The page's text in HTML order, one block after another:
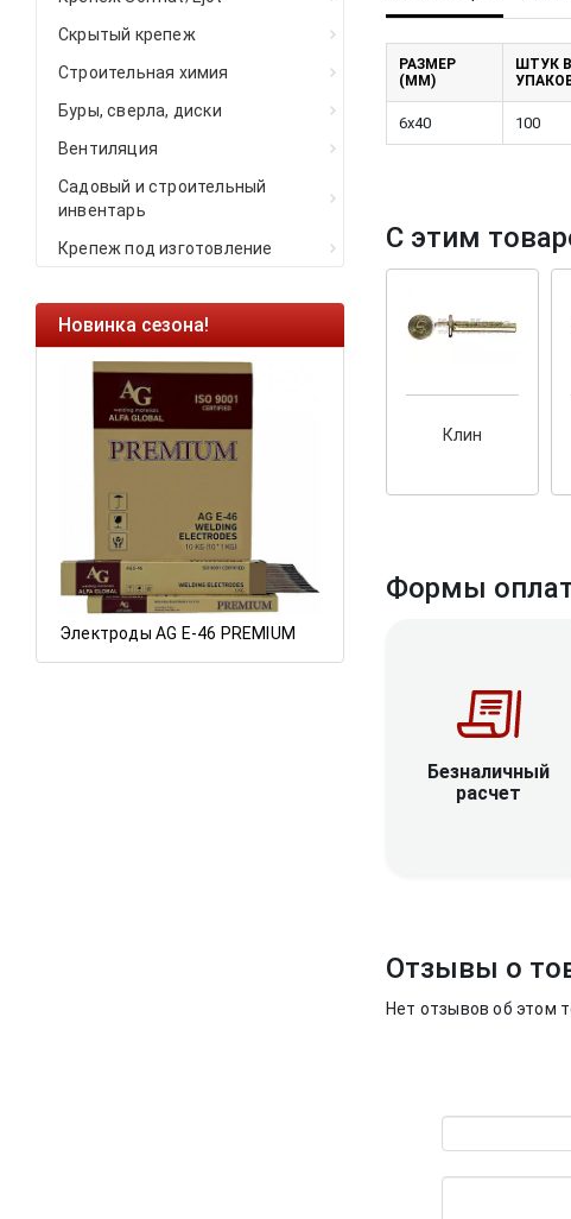
Скрытый крепеж
Строительная химия
Буры, сверла, диски
Вентиляция
Садовый и строительный
инвентарь
Крепеж под изготовление
Новинка сезона!
Электроды AG E-46 PREMIUM
Ликвидация остатков!
Ликвидация складских
РАЗМЕР
(ММ)
ШТУК В
6x40 100
С этим
Клин
Формы
Безналичный
расчет
Отзывы о
Нет отзывов об этом